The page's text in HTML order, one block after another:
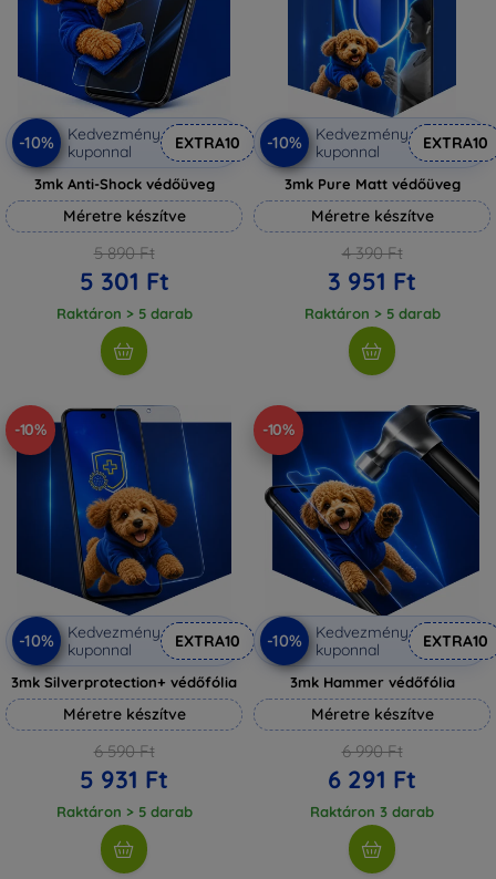
-10%
Kedvezmény
kuponnal
EXTRA10
3mk Anti-Shock védőüveg
Méretre készítve
5 890 Ft
5 301 Ft
Raktáron > 5 darab
-10%
Kedvezmény
kuponnal
EXTRA10
3mk Pure Matt védőüveg
Méretre készítve
4 390 Ft
3 951 Ft
Raktáron > 5 darab
-10%
-10%
Kedvezmény
kuponnal
EXTRA10
3mk Silverprotection+ védőfólia
Méretre készítve
6 590 Ft
5 931 Ft
Raktáron > 5 darab
-10%
-10%
Kedvezmény
kuponnal
EXTRA10
3mk Hammer védőfólia
Méretre készítve
6 990 Ft
6 291 Ft
Raktáron 3 darab